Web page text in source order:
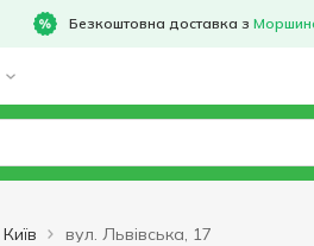
Безкоштовна доставка з
Київ вул. Львівська, 17